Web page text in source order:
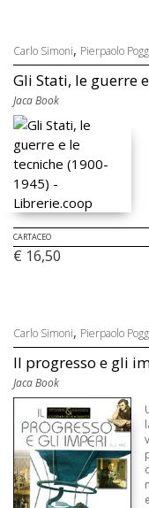
Carlo Simoni, Pierpaolo
Gli Stati, le guerre
Jaca Book
CARTACEO
€ 16,50
Carlo Simoni, Pierpaolo
Il progresso e gli
Jaca Book